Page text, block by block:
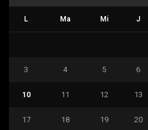
L Ma Mi J
3 4 5 6
10 11 12 13
17 18 19 20